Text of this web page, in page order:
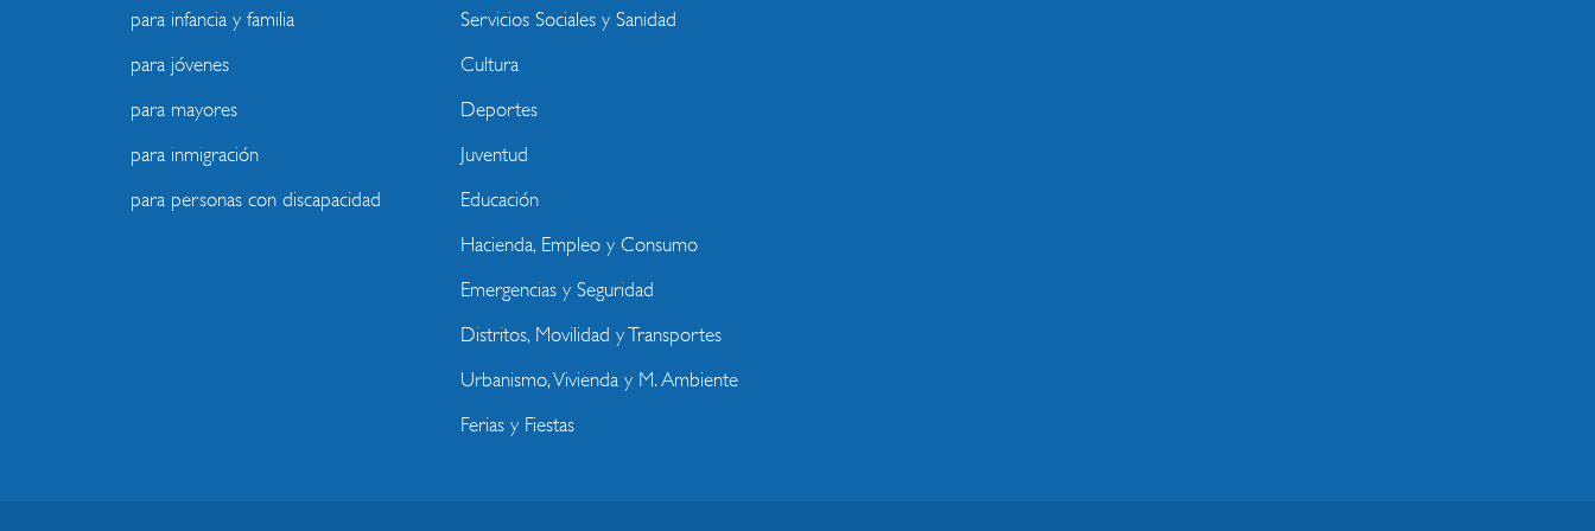
para infancia y familia
para jóvenes
para mayores
para inmigración
para personas con discapacidad
Servicios Sociales y Sanidad
Cultura
Deportes
Juventud
Educación
Hacienda, Empleo y Consumo
Emergencias y Seguridad
Distritos, Movilidad y Transportes
Urbanismo, Vivienda y M. Ambiente
Ferias y Fiestas